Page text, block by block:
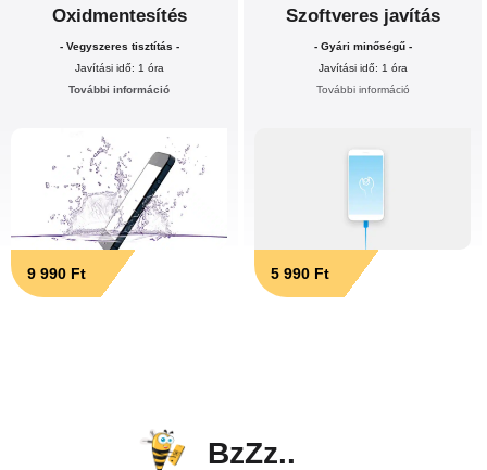
Oxidmentesítés
- Vegyszeres tisztítás -
Javítási idő: 1 óra
További információ
9 990 Ft
Szoftveres javítás
- Gyári minőségű -
Javítási idő: 1 óra
További információ
5 990 Ft
BzZz..